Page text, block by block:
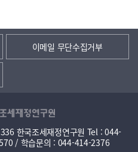
이메일 무단수집거부
한국조세재정연구원 Tel : 044-
/ 학습문의 : 044-414-2376